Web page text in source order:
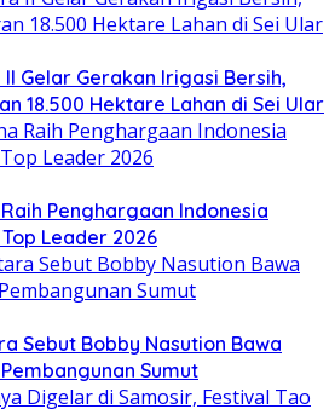
II Gelar Gerakan Irigasi Bersih,
18.500 Hektare Lahan di Sei Ular
Penghargaan Indonesia
Leader 2026
Sebut Bobby Nasution Bawa
Sumut